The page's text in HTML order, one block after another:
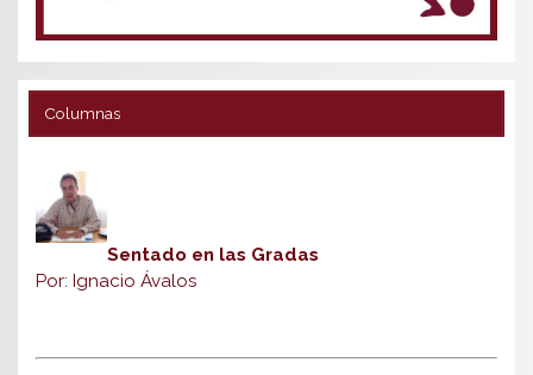
Columnas
Sentado en las Gradas
Por: Ignacio Ávalos